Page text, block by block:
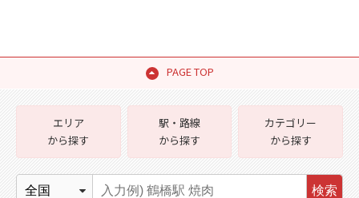
PAGE TOP
エリア
から探す
駅・路線
から探す
カテゴリー
から探す
検索